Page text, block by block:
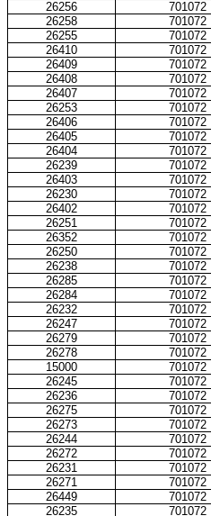
26256
701072
26258
701072
26255
701072
26410
701072
26409
701072
26408
701072
26407
701072
26253
701072
26406
701072
26405
701072
26404
701072
26239
701072
26403
701072
26230
701072
26402
701072
26251
701072
26352
701072
26250
701072
26238
701072
26285
701072
26284
701072
26232
701072
26247
701072
26279
701072
26278
701072
15000
701072
26245
701072
26236
701072
26275
701072
26273
701072
26244
701072
26272
701072
26231
701072
26271
701072
26449
701072
26235
701072